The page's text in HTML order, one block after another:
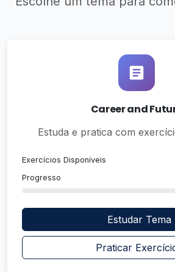
Career and
Estuda e pratica com
Exercícios Disponíveis
Progresso
Estudar Tema
Praticar